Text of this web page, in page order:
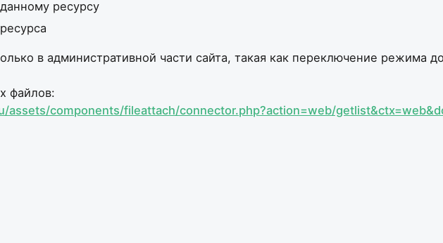
ресурсу
в административной части сайта, такая как переключение режима
файлов:
assets/components/fileattach/connector.php?action=web/